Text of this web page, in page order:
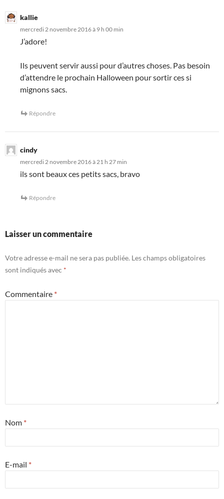
kallie
mercredi 2 novembre 2016 à 9 h 00 min
J’adore!
Ils peuvent servir aussi pour d’autres choses. Pas besoin
d’attendre le prochain Halloween pour sortir ces si
mignons sacs.
Répondre
cindy
mercredi 2 novembre 2016 à 21 h 27 min
ils sont beaux ces petits sacs, bravo
Répondre
Laisser un commentaire
Votre adresse e-mail ne sera pas publiée. Les champs obligatoires
sont indiqués avec *
Commentaire *
Nom *
E-mail *